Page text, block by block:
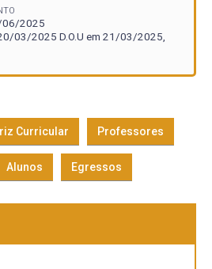
06/2025
03/2025 D.O.U em 21/03/2025,
Curricular Professores
Alunos Egressos